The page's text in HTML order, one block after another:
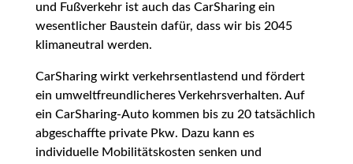
und Fußverkehr ist auch das CarSharing ein
wesentlicher Baustein dafür, dass wir bis 2045
klimaneutral werden.
CarSharing wirkt verkehrsentlastend und fördert
ein umweltfreundlicheres Verkehrsverhalten. Auf
ein CarSharing-Auto kommen bis zu 20 tatsächlich
abgeschaffte private Pkw. Dazu kann es
individuelle Mobilitätskosten senken und